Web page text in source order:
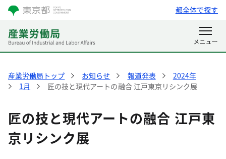
都全体で探す
産業労働局トップ お知らせ 報道発表
2024年
1月
匠の技と現代アートの融合 江戸東京リシンク展
匠の技と現代アートの融合 江戸東
京リシンク展